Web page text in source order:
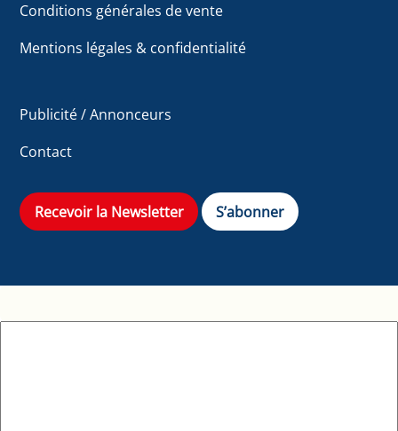
Conditions générales de vente
Mentions légales & confidentialité
Publicité / Annonceurs
Contact
Recevoir la Newsletter S’abonner